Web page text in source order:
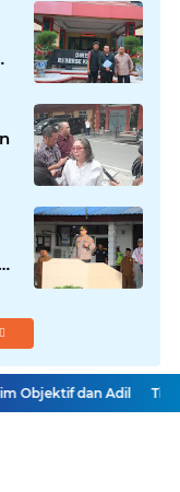
dan Adil Tiga